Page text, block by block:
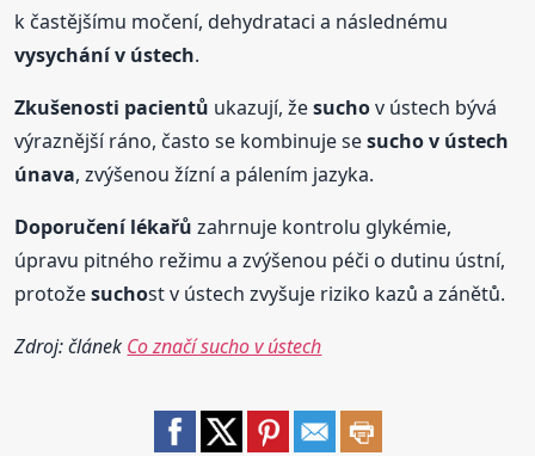
k častějšímu močení, dehydrataci a následnému
vysychání v ústech.
Zkušenosti pacientů ukazují, žesuchov ústech bývá
výraznější ráno, často se kombinuje sesuchov ústech
únava, zvýšenou žízní a pálením jazyka.
Doporučení lékařů zahrnuje kontrolu glykémie,
úpravu pitného režimu a zvýšenou péči o dutinu ústní,
protožesuchost v ústech zvyšuje riziko kazů a zánětů.
Zdroj: článek Co značí sucho v ústech